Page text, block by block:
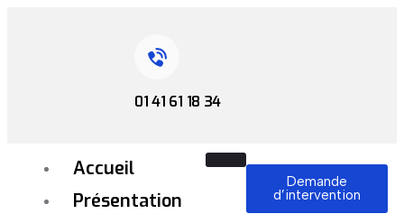
01 41 61 18 34
Accueil
Présentation
Demande
d’intervention